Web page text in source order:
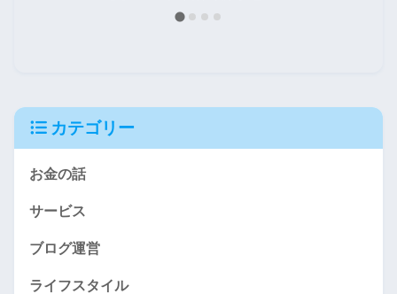
カテゴリー
お金の話
サービス
ブログ運営
ライフスタイル